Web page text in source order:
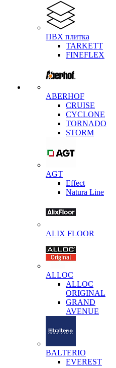
ПВХ плитка
TARKETT
FINEFLEX
ABERHOF
CRUISE
CYCLONE
TORNADO
STORM
AGT
Effect
Natura Line
ALIX FLOOR
ALLOC
ALLOC
ORIGINAL
GRAND
AVENUE
BALTERIO
EVEREST